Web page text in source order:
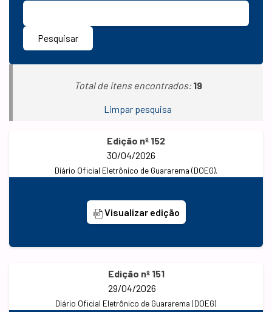
Pesquisar
Total de itens encontrados: 19
Limpar pesquisa
Edição nº 152
30/04/2026
Diário Oficial Eletrônico de Guararema (DOEG).
Visualizar edição
Edição nº 151
29/04/2026
Diário Oficial Eletrônico de Guararema (DOEG)